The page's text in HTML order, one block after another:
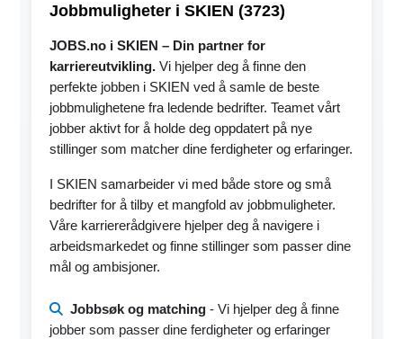
Jobbmuligheter i SKIEN (3723)
JOBS.no i SKIEN – Din partner for
karriereutvikling. Vi hjelper deg å finne den
perfekte jobben i SKIEN ved å samle de beste
jobbmulighetene fra ledende bedrifter. Teamet vårt
jobber aktivt for å holde deg oppdatert på nye
stillinger som matcher dine ferdigheter og erfaringer.
I SKIEN samarbeider vi med både store og små
bedrifter for å tilby et mangfold av jobbmuligheter.
Våre karriererådgivere hjelper deg å navigere i
arbeidsmarkedet og finne stillinger som passer dine
mål og ambisjoner.
Jobbsøk og matching - Vi hjelper deg å finne
jobber som passer dine ferdigheter og erfaringer